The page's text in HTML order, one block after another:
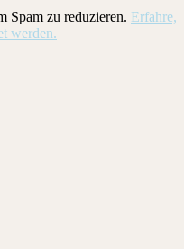
Spam zu reduzieren. Erfahre,
werden.